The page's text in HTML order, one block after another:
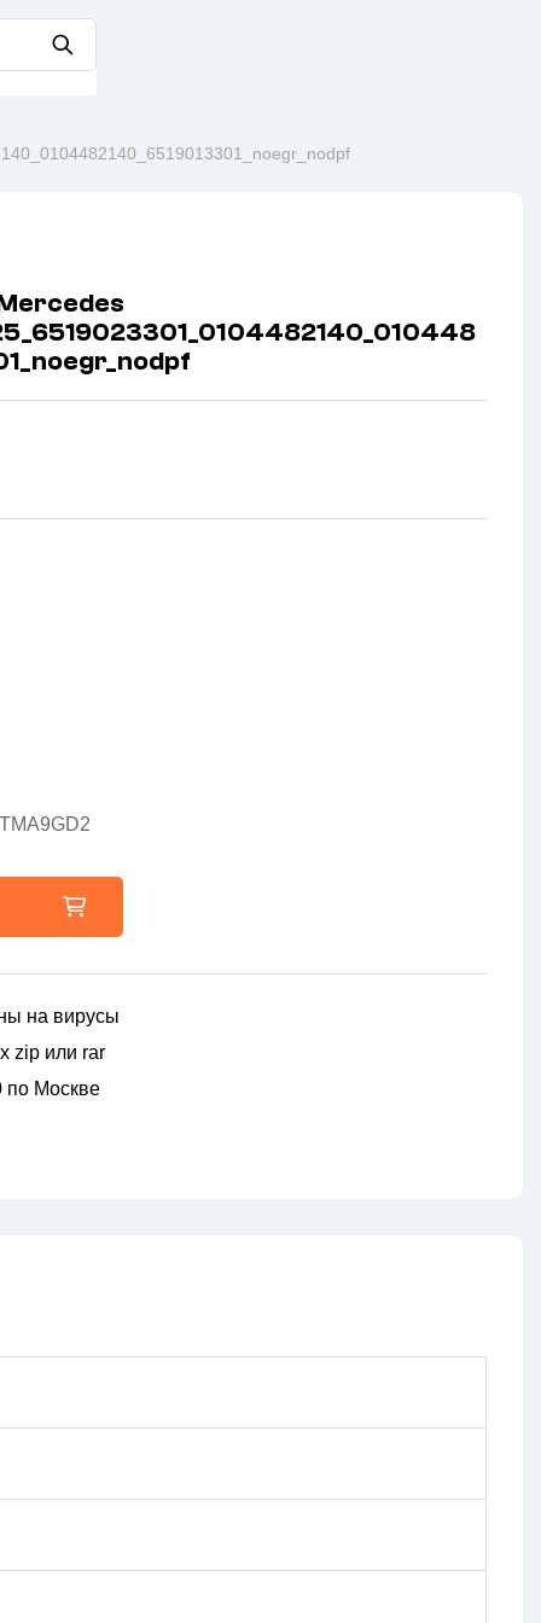
на вирусы
zip или rar
по Москве